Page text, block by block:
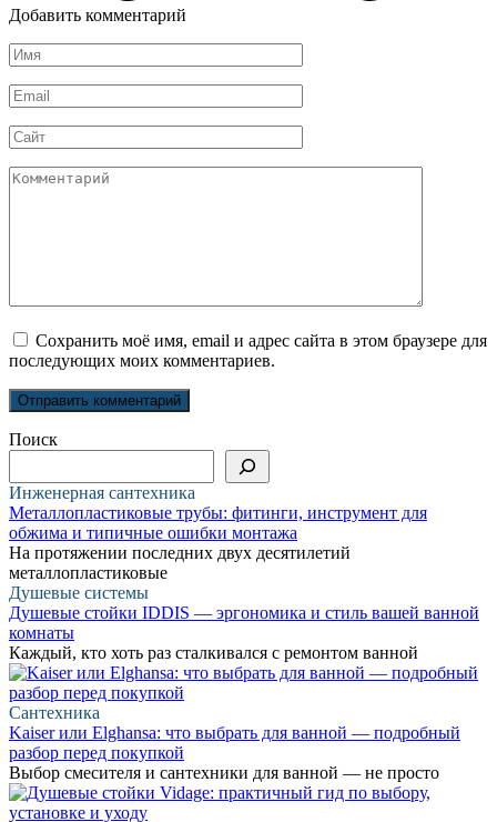
Добавить комментарий
Имя
*
Email
*
Сайт
Комментарий
Сохранить моё имя, email и адрес сайта в этом браузере для
последующих моих комментариев.
Поиск
Инженерная сантехника
Металлопластиковые трубы: фитинги, инструмент для
обжима и типичные ошибки монтажа
На протяжении последних двух десятилетий
металлопластиковые
Душевые системы
Душевые стойки IDDIS — эргономика и стиль вашей ванной
комнаты
Каждый, кто хоть раз сталкивался с ремонтом ванной
Сантехника
Kaiser или Elghansa: что выбрать для ванной — подробный
разбор перед покупкой
Выбор смесителя и сантехники для ванной — не просто